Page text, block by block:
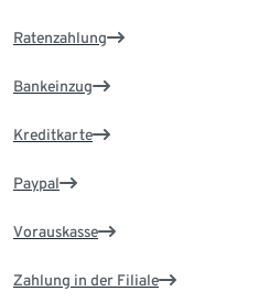
Ratenzahlung
Bankeinzug
Kreditkarte
Paypal
Vorauskasse
Zahlung in der Filiale